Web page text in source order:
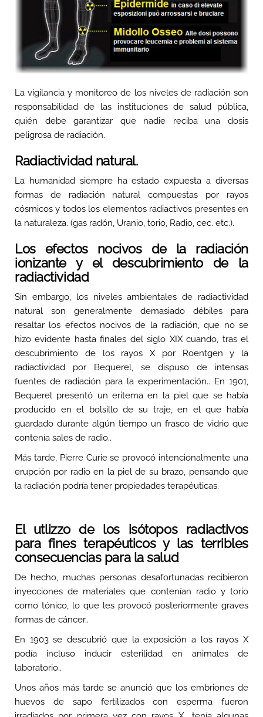
La vigilancia y monitoreo de los niveles de radiación son
responsabilidad de las instituciones de salud pública,
quién debe garantizar que nadie reciba una dosis
peligrosa de radiación.
Radiactividad natural.
La humanidad siempre ha estado expuesta a diversas
formas de radiación natural compuestas por rayos
cósmicos y todos los elementos radiactivos presentes en
la naturaleza. (gas radón, Uranio, torio, Radio, cec. etc.).
Los efectos nocivos de la radiación
ionizante y el descubrimiento de la
radiactividad
Sin embargo, los niveles ambientales de radiactividad
natural son generalmente demasiado débiles para
resaltar los efectos nocivos de la radiación, que no se
hizo evidente hasta finales del siglo XIX cuando, tras el
descubrimiento de los rayos X por Roentgen y la
radiactividad por Bequerel, se dispuso de intensas
fuentes de radiación para la experimentación.. En 1901,
Bequerel presentó un eritema en la piel que se había
producido en el bolsillo de su traje, en el que había
guardado durante algún tiempo un frasco de vidrio que
contenía sales de radio..
Más tarde, Pierre Curie se provocó intencionalmente una
erupción por radio en la piel de su brazo, pensando que
la radiación podría tener propiedades terapéuticas.
El utlizzo de los isótopos radiactivos
para fines terapéuticos y las terribles
consecuencias para la salud
De hecho, muchas personas desafortunadas recibieron
inyecciones de materiales que contenían radio y torio
como tónico, lo que les provocó posteriormente graves
formas de cáncer..
En 1903 se descubrió que la exposición a los rayos X
podía incluso inducir esterilidad en animales de
laboratorio..
Unos años más tarde se anunció que los embriones de
huevos de sapo fertilizados con esperma fueron